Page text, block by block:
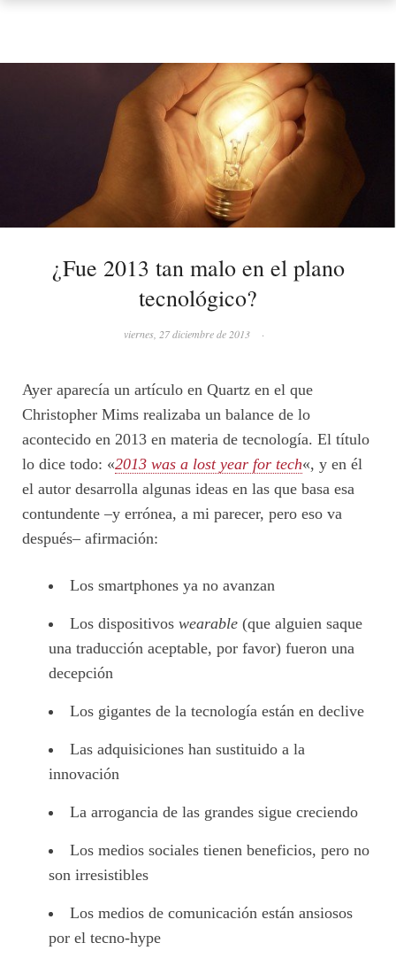
¿Fue 2013 tan malo en el plano
tecnológico?
viernes, 27 diciembre de 2013 ·
Ayer aparecía un artículo en Quartz en el que
Christopher Mims realizaba un balance de lo
acontecido en 2013 en materia de tecnología. El título
lo dice todo: «2013 was a lost year for tech«, y en él
el autor desarrolla algunas ideas en las que basa esa
contundente –y errónea, a mi parecer, pero eso va
después– afirmación:
Los smartphones ya no avanzan
Los dispositivos wearable (que alguien saque
una traducción aceptable, por favor) fueron una
decepción
Los gigantes de la tecnología están en declive
Las adquisiciones han sustituido a la
innovación
La arrogancia de las grandes sigue creciendo
Los medios sociales tienen beneficios, pero no
son irresistibles
Los medios de comunicación están ansiosos
por el tecno-hype